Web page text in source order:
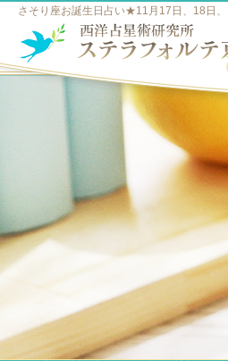
さそり座お誕生日占い★11月17日、18日